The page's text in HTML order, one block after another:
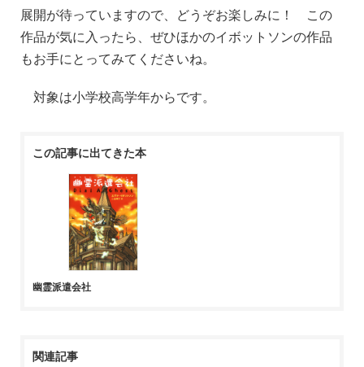
展開が待っていますので、どうぞお楽しみに！ この
作品が気に入ったら、ぜひほかのイボットソンの作品
もお手にとってみてくださいね。
対象は小学校高学年からです。
この記事に出てきた本
幽霊派遣会社
関連記事